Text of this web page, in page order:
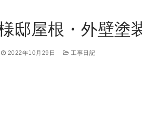
邸屋根・外壁塗
2022年10月29日 工事日記